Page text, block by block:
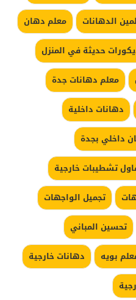
الدهانات
معلم دهان
حديثة في المنزل
معلم دهانات جدة
دهانات داخلية
داخلي بجدة
تشطيبات خارجية
تجميل الواجهات
تحسين المباني
بويه
دهانات خارجية